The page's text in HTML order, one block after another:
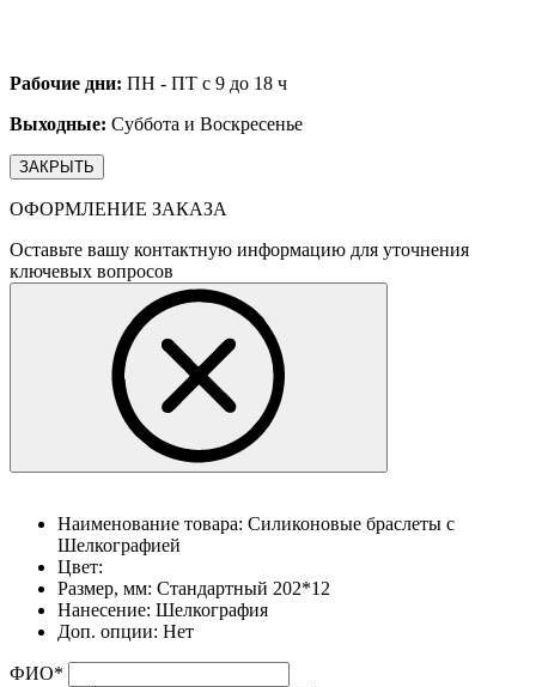
Рабочие дни: ПН - ПТ с 9 до 18 ч
Выходные: Суббота и Воскресенье
ЗАКРЫТЬ
ОФОРМЛЕНИЕ ЗАКАЗА
Оставьте вашу контактную информацию для уточнения
ключевых вопросов
Наименование товара: Силиконовые браслеты с
Шелкографией
Цвет:
Размер, мм: Стандартный 202*12
Нанесение: Шелкография
Доп. опции: Нет
ФИО*